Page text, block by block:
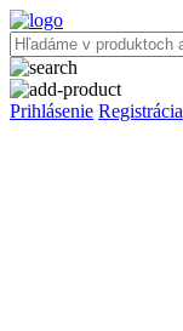
Prihlásenie Registrácia